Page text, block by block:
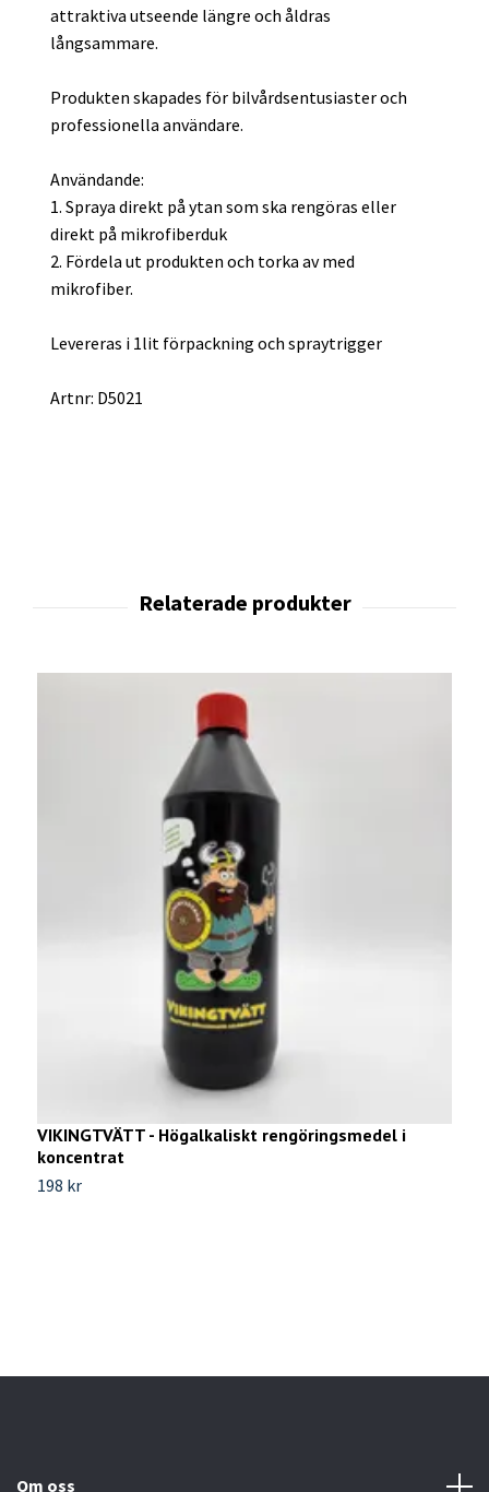
attraktiva utseende längre och åldras
långsammare.
Produkten skapades för bilvårdsentusiaster och
professionella användare.
Användande:
1. Spraya direkt på ytan som ska rengöras eller
direkt på mikrofiberduk
2. Fördela ut produkten och torka av med
mikrofiber.
Levereras i 1lit förpackning och spraytrigger
Artnr: D5021
VIKINGTVÄTT - Högalkaliskt rengöringsmedel i
koncentrat
198 kr
Om oss